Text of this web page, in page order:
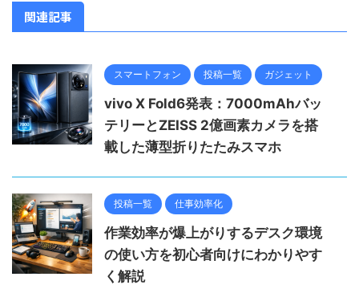
関連記事
スマートフォン 投稿一覧 ガジェット
vivo X Fold6発表：7000mAhバッ
テリーとZEISS 2億画素カメラを搭
載した薄型折りたたみスマホ
投稿一覧 仕事効率化
作業効率が爆上がりするデスク環境
の使い方を初心者向けにわかりやす
く解説